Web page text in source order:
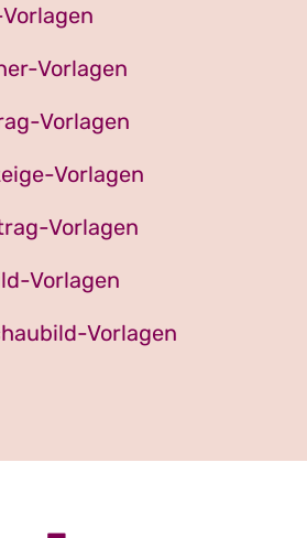
Vorlagen
Vorlagen
Vorlagen
Vorlagen
Vorlagen
Vorlagen